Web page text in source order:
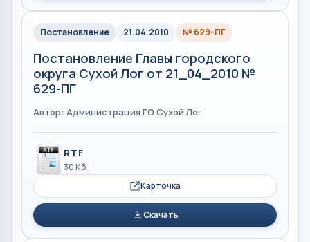
Постановление 21.04.2010 № 629-ПГ
Постановление Главы городского
округа Сухой Лог от 21_04_2010 №
629-ПГ
Автор: Администрация ГО Сухой Лог
RTF
30 Кб
Карточка
Скачать